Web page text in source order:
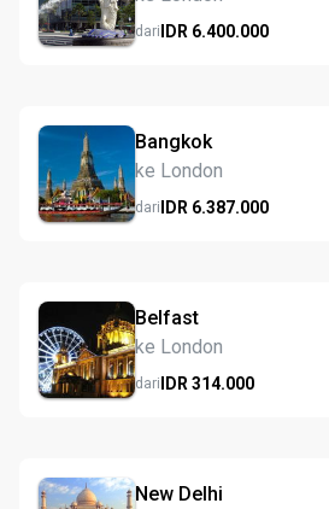
dariIDR 6.400.000
Bangkok
ke London
dariIDR 6.387.000
Belfast
ke London
dariIDR 314.000
New Delhi